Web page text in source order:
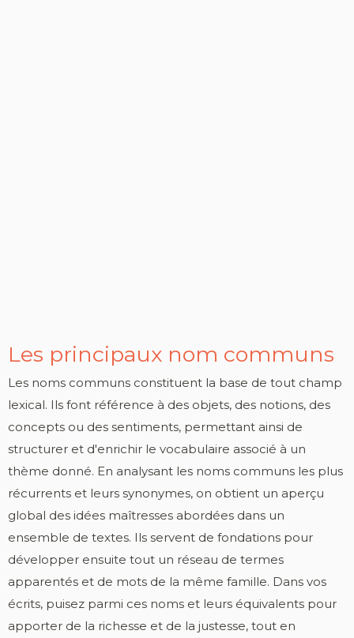
Les principaux nom communs
Les noms communs constituent la base de tout champ
lexical. Ils font référence à des objets, des notions, des
concepts ou des sentiments, permettant ainsi de
structurer et d'enrichir le vocabulaire associé à un
thème donné. En analysant les noms communs les plus
récurrents et leurs synonymes, on obtient un aperçu
global des idées maîtresses abordées dans un
ensemble de textes. Ils servent de fondations pour
développer ensuite tout un réseau de termes
apparentés et de mots de la même famille. Dans vos
écrits, puisez parmi ces noms et leurs équivalents pour
apporter de la richesse et de la justesse, tout en